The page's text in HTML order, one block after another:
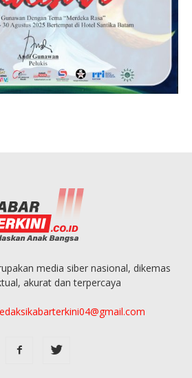
media siber nasional, dikemas
akurat dan terpercaya